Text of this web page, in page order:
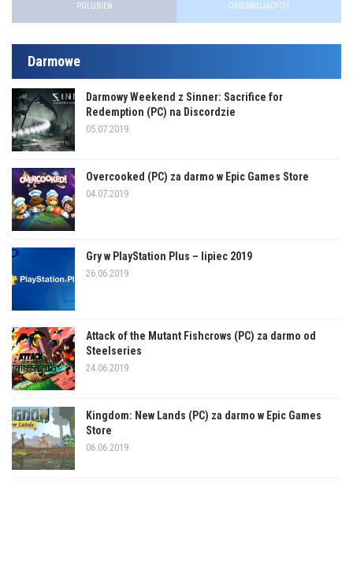
POLUBIEŃ OBSERWUJĄCYCH
Darmowe
Darmowy Weekend z Sinner: Sacrifice for
Redemption (PC) na Discordzie
05.07.2019
Overcooked (PC) za darmo w Epic Games Store
04.07.2019
Gry w PlayStation Plus – lipiec 2019
26.06.2019
Attack of the Mutant Fishcrows (PC) za darmo od
Steelseries
24.06.2019
Kingdom: New Lands (PC) za darmo w Epic Games
Store
06.06.2019